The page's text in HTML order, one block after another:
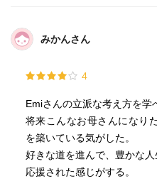
みかんさん
4
Emiさんの立派な考え方を学
将来こんなお母さんになり
を築いている気がした。
好きな道を進んで、豊かな人
応援された感じがする。